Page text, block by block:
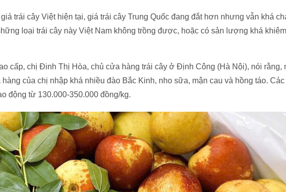
trái cây Việt hiện tại, giá trái cây Trung Quốc đang đắt hơn nhưng vẫn khá
loại trái cây này Việt Nam không trồng được, hoặc có sản lượng khá khiêm
cấp, chị Đinh Thị Hòa, chủ cửa hàng trái cây ở Định Công (Hà Nội), nói rằng,
của chị nhập khá nhiều đào Bắc Kinh, nho sữa, mận cau và hồng táo. Các
động từ 130.000-350.000 đồng/kg.